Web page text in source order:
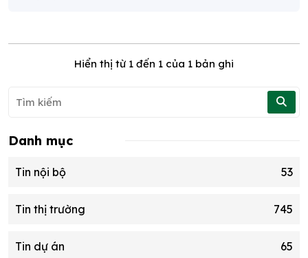
Hiển thị từ 1 đến 1 của 1 bản ghi
Danh mục
Tin nội bộ 53
Tin thị trường 745
Tin dự án 65